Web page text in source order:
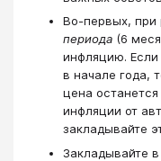
Во-первых, при
периода (6
инфляцию. Если
в начале года,
цена
инфляции от
закладывайте
Закладывайте